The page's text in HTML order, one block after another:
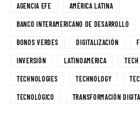
AGENCIA EFE AMÉRICA LATINA
BANCO INTERAMERICANO DE DESARROLLO
BONOS VERDES DIGITALIZACIÓN
INVERSIÓN LATINOAMERICA TECH
TECHNOLOGIES TECHNOLOGY
TECNOLÓGICO TRANSFORMACIÓN